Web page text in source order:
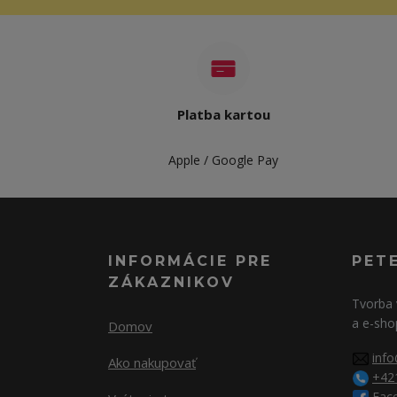
Platba kartou
Apple / Google Pay
INFORMÁCIE PRE
ZÁKAZNIKOV
Domov
Ako nakupovať
Tvorba
a e-